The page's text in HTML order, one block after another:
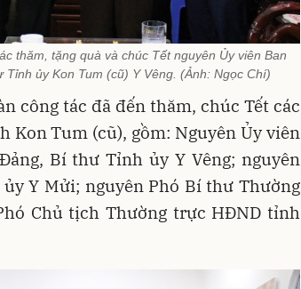
thăm, tặng quà và chúc Tết nguyên Ủy viên Ban
ủy Kon Tum (cũ) Y Vêng. (Ảnh: Ngọc Chí)
công tác đã đến thăm, chúc Tết các
Kon Tum (cũ), gồm: Nguyên Ủy viên
Bí thư Tỉnh ủy Y Vêng; nguyên
Y Mửi; nguyên Phó Bí thư Thường
Chủ tịch Thường trực HĐND tỉnh